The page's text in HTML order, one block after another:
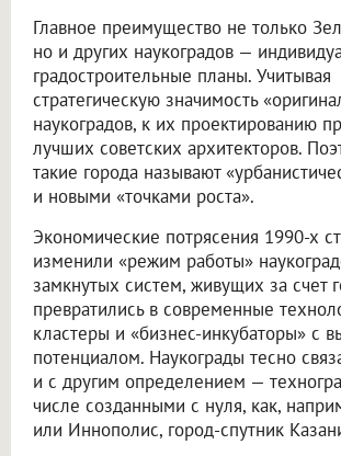
Главное преимущество не только
но и других наукоградов —
градостроительные планы. Учитывая
стратегическую значимость
наукоградов, к их проектированию
лучших советских архитекторов.
такие города называют
и новыми «точками роста».
Экономические потрясения 1990-х
изменили «режим работы»
замкнутых систем, живущих за счет
превратились в современные
кластеры и «бизнес-инкубаторы» с
потенциалом. Наукограды тесно
и с другим определением —
числе созданными с нуля, как,
или Иннополис, город-спутник